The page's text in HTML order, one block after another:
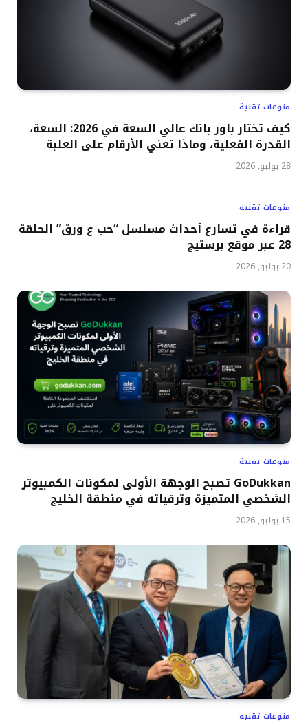
منوعات تقنية
كيف تختار باور بانك عالي السعة في 2026: السعة،
القدرة الفعلية، وماذا تعني الأرقام على العلبة
28 يوليو, 2026
منوعات تقنية
قراءة في تسارع أحداث مسلسل “حب ع ورق” الحلقة
28 عبر موقع برستيج
20 يوليو, 2026
منوعات تقنية
GoDukkan تصبح الوجهة الأولى لمكونات الكمبيوتر
الشخصي المتميزة وترقياته في منطقة الخليج
15 يوليو, 2026
منوعات تقنية